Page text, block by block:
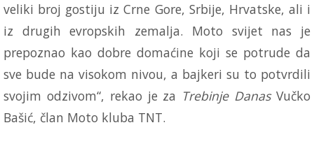
veliki broj gostiju iz Crne Gore, Srbije, Hrvatske, ali i
iz drugih evropskih zemalja. Moto svijet nas je
prepoznao kao dobre domaćine koji se potrude da
sve bude na visokom nivou, a bajkeri su to potvrdili
svojim odzivom“, rekao je za Trebinje DanasVučko
Bašić, član Moto kluba TNT.